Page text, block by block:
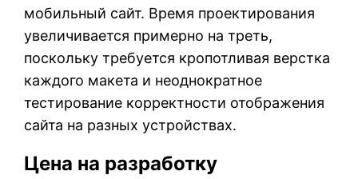
мобильный сайт. Время проектирования
увеличивается примерно на треть,
поскольку требуется кропотливая верстка
каждого макета и неоднократное
тестирование корректности отображения
сайта на разных устройствах.
Цена на разработку